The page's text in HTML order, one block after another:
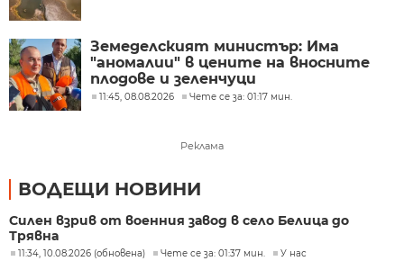
Земеделският министър: Има
"аномалии" в цените на вносните
плодове и зеленчуци
11:45, 08.08.2026 Чете се за: 01:17 мин.
Реклама
ВОДЕЩИ НОВИНИ
Силен взрив от военния завод в село Белица до
Трявна
11:34, 10.08.2026 (обновена) Чете се за: 01:37 мин. У нас